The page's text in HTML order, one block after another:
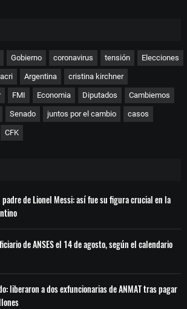
Gobierno coronavirus tensión Elecciones
Argentina cristina kirchner
FMI Economia Diputados Cambiemos
Senado juntos por el cambio casos
CFK
de Lionel Messi: así fue su figura crucial en la
de ANSES el 14 de agosto, según el calendario
liberaron a dos exfuncionarias de ANMAT tras pagar